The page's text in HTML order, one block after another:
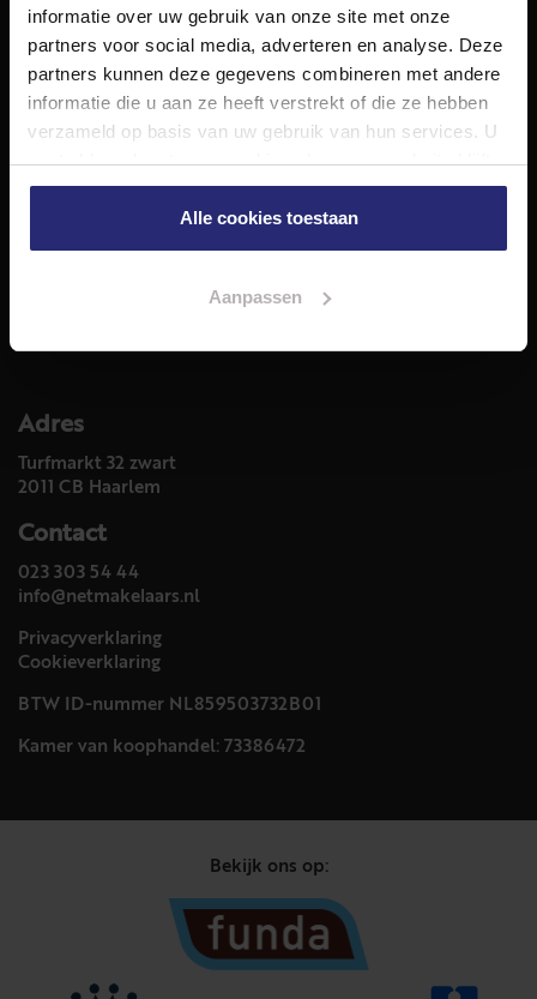
informatie over uw gebruik van onze site met onze
partners voor social media, adverteren en analyse. Deze
partners kunnen deze gegevens combineren met andere
informatie die u aan ze heeft verstrekt of die ze hebben
verzameld op basis van uw gebruik van hun services. U
gaat akkoord met onze cookies als u onze website blijft
gebruiken.
Alle cookies toestaan
Aanpassen
Volg ons op
Diensten
Aankoop
Meer informatie over
Adres
Turfmarkt 32 zwart
2011 CB Haarlem
Contact
023 303 54 44
info@netmakelaars.nl
Privacyverklaring
Cookieverklaring
BTW ID-nummer NL859503732B01
Kamer van koophandel: 73386472
Bekijk ons op: